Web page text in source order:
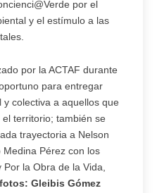
por el
y el estímulo a las
por la ACTAF durante
para entregar
colectiva a aquellos que
territorio; también se
trayectoria a Nelson
Pérez con los
Por la Obra de la Vida,
Gleibis Gómez